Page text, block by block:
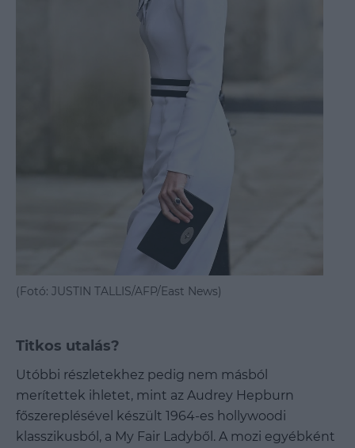
(Fotó: JUSTIN TALLIS/AFP/East News)
Titkos utalás?
Utóbbi részletekhez pedig nem másból
merítettek ihletet, mint az Audrey Hepburn
főszereplésével készült 1964-es hollywoodi
klasszikusból, a My Fair Ladyből. A mozi egyébként